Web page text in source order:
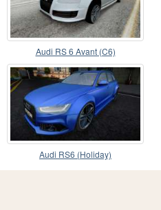
Audi RS 6 Avant (C6)
Audi RS6 (Holiday)